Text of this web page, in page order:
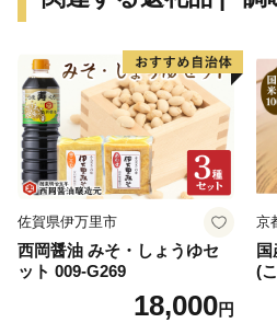
に海外からも注目を浴びていま
い。
ふるさと納税を通じて、西桂町
お楽しみください。
皆様からのふるさと西桂応援寄
づくりのために大切に活用させ
佐賀県伊万里市
西岡醤油 みそ・しょうゆセ
ット 009-G269
18,000円
京
(